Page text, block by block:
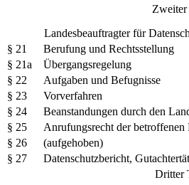
Zweiter
Landesbeauftragter für
§ 21
Berufung und Rechtsstellung
§ 21a
Übergangsregelung
§ 22
Aufgaben und Befugnisse
§ 23
Vorverfahren
§ 24
Beanstandungen durch den
§ 25
Anrufungsrecht der betroffenen
§ 26
(aufgehoben)
§ 27
Datenschutzbericht,
Dritter